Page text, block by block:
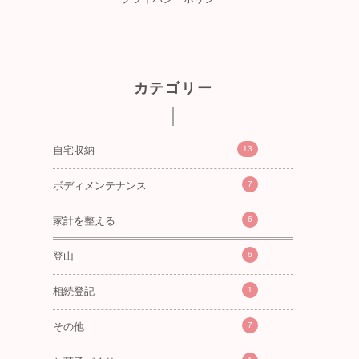
カテゴリー
自宅収納 13
ボディメンテナンス 7
家計を整える 6
登山 6
相続登記 1
その他 7